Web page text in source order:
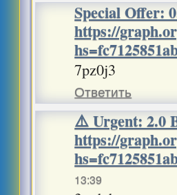
Special Offer:
https://
7pz0j3
Ответить
⚠️ Urgent: 2.0
https://
13:39